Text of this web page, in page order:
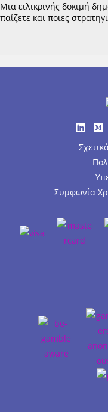
Μια ειλικρινής δοκιμή
παίζετε και ποιες
Συμφωνία